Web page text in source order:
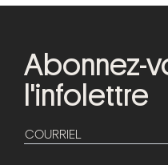
Abonnez-
l'infolettre
COURRIEL